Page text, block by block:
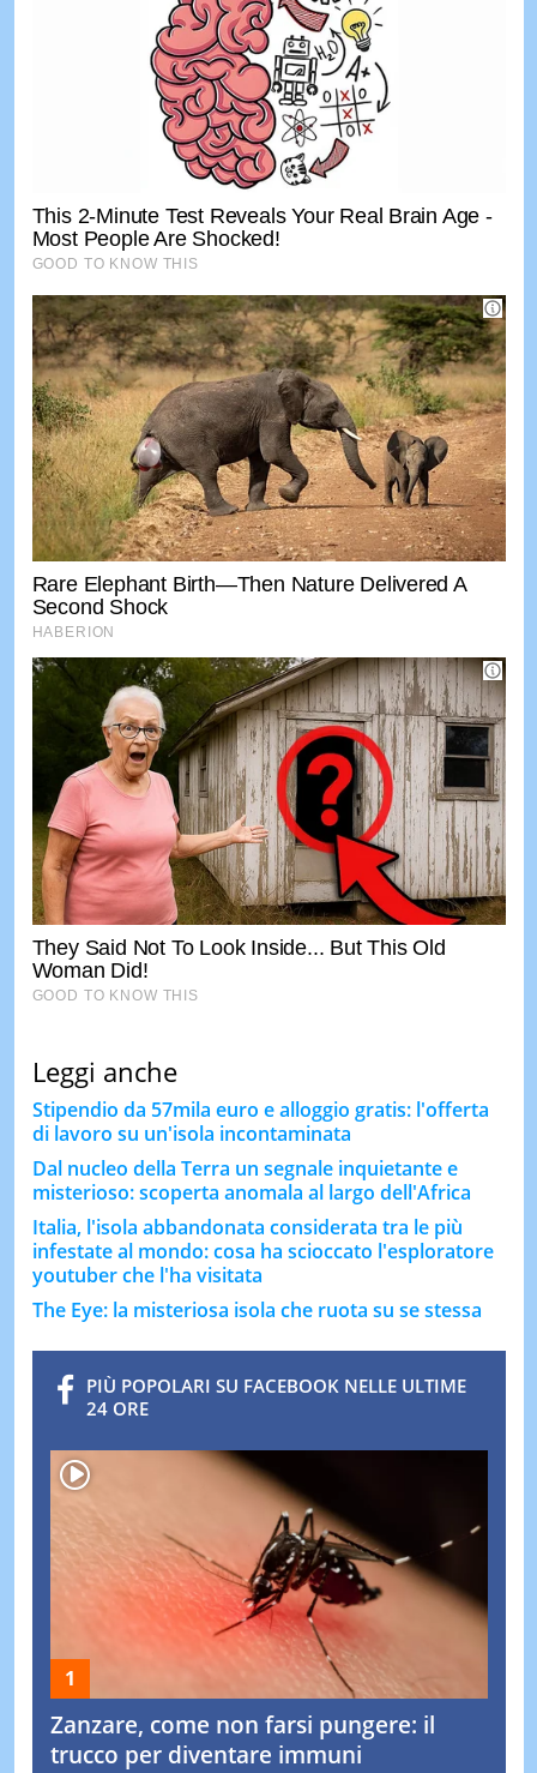
Leggi anche
Stipendio da 57mila euro e alloggio gratis: l'offerta
di lavoro su un'isola incontaminata
Dal nucleo della Terra un segnale inquietante e
misterioso: scoperta anomala al largo dell'Africa
Italia, l'isola abbandonata considerata tra le più
infestate al mondo: cosa ha scioccato l'esploratore
youtuber che l'ha visitata
The Eye: la misteriosa isola che ruota su se stessa
PIÙ POPOLARI SU FACEBOOK NELLE ULTIME
24 ORE
Zanzare, come non farsi pungere: il
trucco per diventare immuni